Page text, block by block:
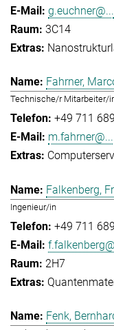
g.euchner@...
3C14
Fahrner,
Technische/r Mitarbeiter/
+49 711
m.fahrner@...
Falkenberg,
Ingenieur/in
+49 711
2H7
Fenk,